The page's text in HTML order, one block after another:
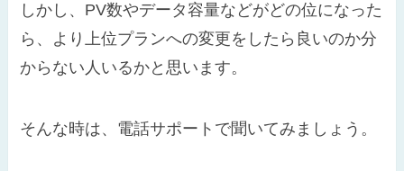
しかし、PV数やデータ容量などがどの位になった
ら、より上位プランへの変更をしたら良いのか分
からない人いるかと思います。
そんな時は、電話サポートで聞いてみましょう。